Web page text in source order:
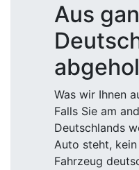
Aus
Was wir Ihnen
Falls Sie am
Deutschlands
Auto steht,
Fahrzeug